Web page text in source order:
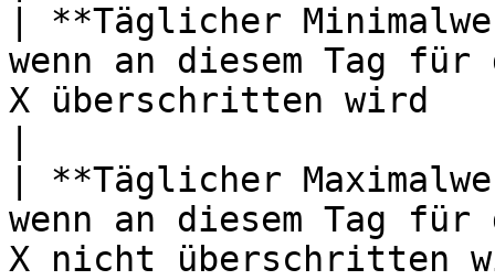
| **Täglicher
wenn an diesem Tag
X überschritten wird
| **Täglicher
wenn an diesem Tag
X nicht überschritten